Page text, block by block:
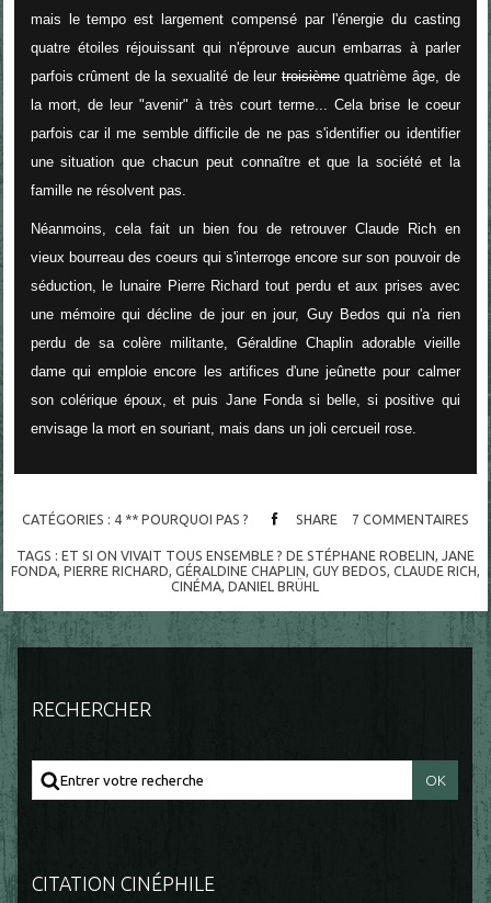
mais le tempo est largement compensé par l'énergie du casting
quatre étoiles réjouissant qui n'éprouve aucun embarras à parler
parfois crûment de la sexualité de leurtroisièmequatrième âge, de
la mort, de leur "avenir" à très court terme... Cela brise le coeur
parfois car il me semble difficile de ne pas s'identifier ou identifier
une situation que chacun peut connaître et que la société et la
famille ne résolvent pas.
Néanmoins, cela fait un bien fou de retrouver Claude Rich en
vieux bourreau des coeurs qui s'interroge encore sur son pouvoir de
séduction, le lunaire Pierre Richard tout perdu et aux prises avec
une mémoire qui décline de jour en jour, Guy Bedos qui n'a rien
perdu de sa colère militante, Géraldine Chaplin adorable vieille
dame qui emploie encore les artifices d'une jeûnette pour calmer
son colérique époux, et puis Jane Fonda si belle, si positive qui
envisage la mort en souriant, mais dans un joli cercueil rose.
CATÉGORIES : 4 ** POURQUOI PAS ? SHARE 7 COMMENTAIRES
TAGS : ET SI ON VIVAIT TOUS ENSEMBLE ? DE STÉPHANE ROBELIN
JANE
FONDA, PIERRE RICHARD GÉRALDINE CHAPLIN GUY BEDOS CLAUDE RICH
CINÉMA ,DANIEL BRÜHL
RECHERCHER
CITATION CINÉPHILE